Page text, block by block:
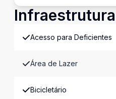
Infraestrutura
Acesso para Deficientes
Área de Lazer
Bicicletário